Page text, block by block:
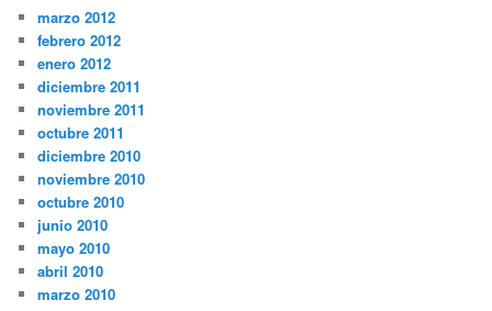
marzo 2012
febrero 2012
enero 2012
diciembre 2011
noviembre 2011
octubre 2011
diciembre 2010
noviembre 2010
octubre 2010
junio 2010
mayo 2010
abril 2010
marzo 2010